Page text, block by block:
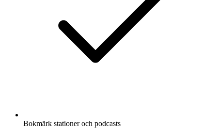
Bokmärk stationer och podcasts